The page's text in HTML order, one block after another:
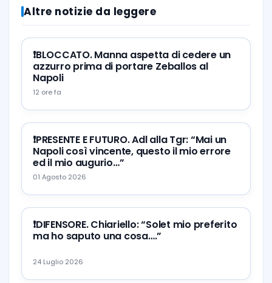
Altre notizie da leggere
❗️BLOCCATO. Manna aspetta di cedere un
azzurro prima di portare Zeballos al
Napoli
12 ore fa
❗️PRESENTE E FUTURO. Adl alla Tgr: “Mai un
Napoli così vincente, questo il mio errore
ed il mio augurio…”
01 Agosto 2026
❗️DIFENSORE. Chiariello: “Solet mio preferito
ma ho saputo una cosa….”
24 Luglio 2026